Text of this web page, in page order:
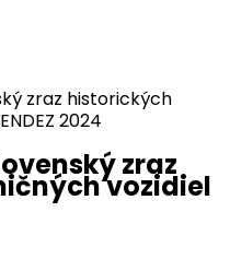
zraz historických
2024
zraz
vozidiel